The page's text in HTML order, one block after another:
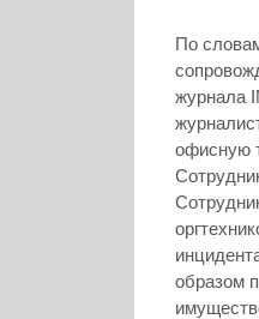
По
журнала
офисную
образом